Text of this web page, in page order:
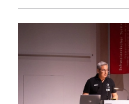
Neue Strategie